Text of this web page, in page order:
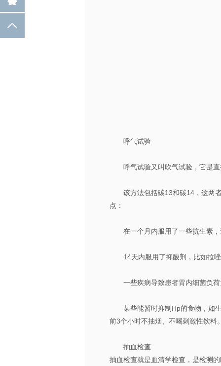
呼气试验
呼气试验又叫吹气试验，它是
该方法包括碳13和碳14，这两
点：
在一个月内服用了一些抗生素
14天内服用了抑酸剂，比如拉
一些疾病导致患者胃内细菌负
某些能暂时抑制Hp的食物，如
前3个小时不抽烟、不喝刺激性饮料。
抽血检查
抽血检查就是血清学检查，是检测
